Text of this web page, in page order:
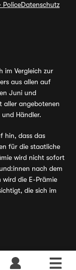
PoliceDatenschutz
im Vergleich zur
aus allen auf
Juni und
aller angebotenen
Händler.
hin, dass das
für die staatliche
wird nicht sofort
nach dem
wird die E-Prämie
die sich im